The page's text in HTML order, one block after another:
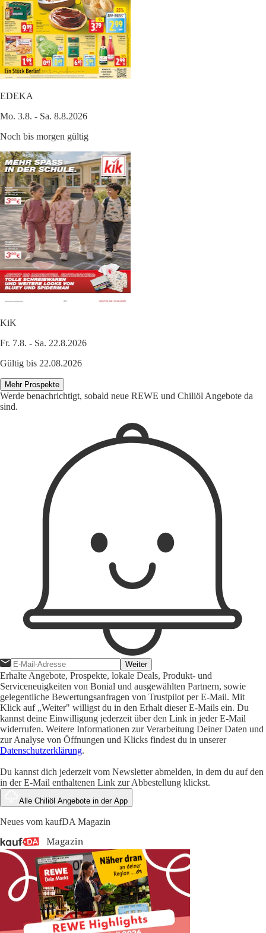
EDEKA
Mo. 3.8. - Sa. 8.8.2026
Noch bis morgen gültig
KiK
Fr. 7.8. - Sa. 22.8.2026
Gültig bis 22.08.2026
Mehr Prospekte
Werde benachrichtigt, sobald neue REWE und Chiliöl Angebote da
sind.
Weiter
Erhalte Angebote, Prospekte, lokale Deals, Produkt- und
Serviceneuigkeiten von Bonial und ausgewählten Partnern, sowie
gelegentliche Bewertungsanfragen von Trustpilot per E-Mail. Mit
Klick auf „Weiter" willigst du in den Erhalt dieser E-Mails ein. Du
kannst deine Einwilligung jederzeit über den Link in jeder E-Mail
widerrufen. Weitere Informationen zur Verarbeitung Deiner Daten und
zur Analyse von Öffnungen und Klicks findest du in unserer
Datenschutzerklärung.
Du kannst dich jederzeit vom Newsletter abmelden, in dem du auf den
in der E-Mail enthaltenen Link zur Abbestellung klickst.
Alle Chiliöl Angebote in der App
Neues vom kaufDA Magazin